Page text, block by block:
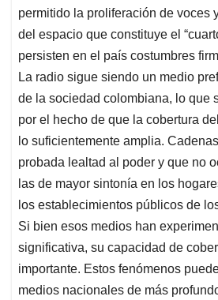
permitido la proliferación de voces
del espacio que constituye el
persisten en el país costumbres
La radio sigue siendo un medio
de la sociedad colombiana, lo que
por el hecho de que la cobertura
lo suficientemente amplia.
probada lealtad al poder y que no
las de mayor sintonía en los
los establecimientos públicos de
Si bien esos medios han
significativa, su capacidad de
importante. Estos fenómenos
medios nacionales de más